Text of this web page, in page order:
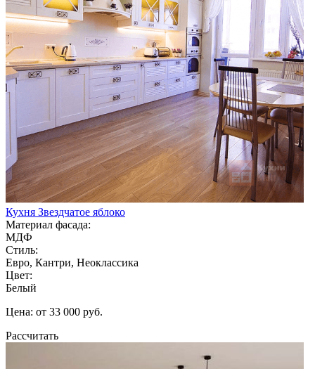
Кухня Звездчатое яблоко
Материал фасада:
МДФ
Стиль:
Евро, Кантри, Неоклассика
Цвет:
Белый
Цена: от 33 000 руб.
Рассчитать